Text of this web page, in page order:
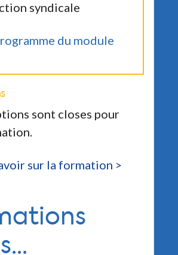
syndicale
du module
sont closes pour
sur la formation >